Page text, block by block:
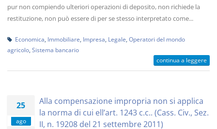
pur non compiendo ulteriori operazioni di deposito, non richiede la
restituzione, non può essere di per se stesso interpretato come...
Economica Immobiliare Impresa Legale Operatori del mondo
agricolo Sistema bancario
continua a leggere
25
ago
Alla compensazione impropria non si applica
la norma di cui ell’art. 1243 c.c.. (Cass. Civ., Sez.
II, n. 19208 del 21 settembre 2011)